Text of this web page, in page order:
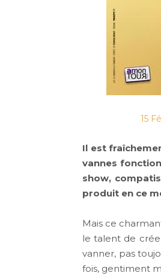
15
Il est
vannes
show,
produit en ce
Mais ce
le talent de
vanner, pas
fois, gentiment